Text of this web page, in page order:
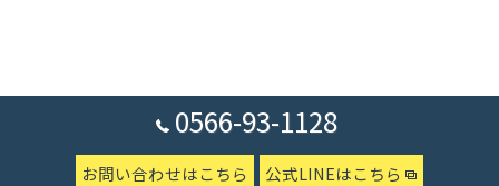
0566-93-1128
お問い合わせはこちら 公式LINEはこちら